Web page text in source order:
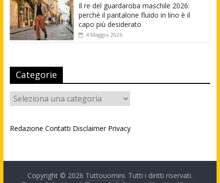
Il re del guardaroba maschile 2026:
perché il pantalone fluido in lino è il
capo più desiderato
4 Maggio 2026
Categorie
Categorie
Redazione Contatti Disclaimer Privacy
Copyright © 2026 Tuttouomini. Tutti i diritti riservati.